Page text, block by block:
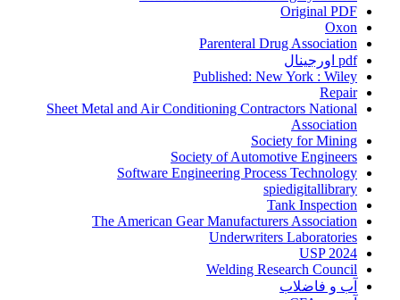
Original PDF
Oxon
Parenteral Drug Association
pdf اورجینال
Published: New York : Wiley
Repair
Sheet Metal and Air Conditioning Contractors National
Association
Society for Mining
Society of Automotive Engineers
Software Engineering Process Technology
spiedigitallibrary
Tank Inspection
The American Gear Manufacturers Association
Underwriters Laboratories
USP 2024
Welding Research Council
آب و فاضلاب